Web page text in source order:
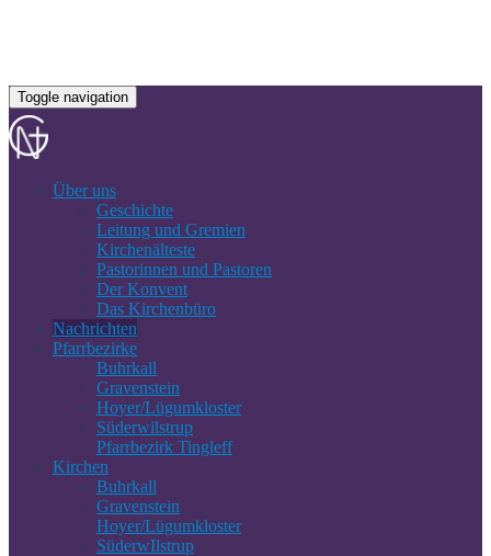
Toggle navigation
Über uns
Geschichte
Leitung und Gremien
Kirchenälteste
Pastorinnen und Pastoren
Der Konvent
Das Kirchenbüro
Nachrichten
Pfarrbezirke
Buhrkall
Gravenstein
Hoyer/Lügumkloster
Süderwilstrup
Pfarrbezirk Tingleff
Kirchen
Buhrkall
Gravenstein
Hoyer/Lügumkloster
SüderwIlstrup